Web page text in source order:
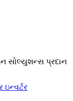
સોલ્યુશન્સ પ્રદાન